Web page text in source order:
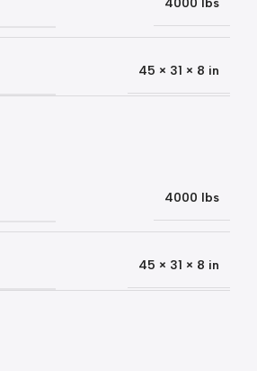
4000 lbs
45 × 31 × 8 in
4000 lbs
45 × 31 × 8 in